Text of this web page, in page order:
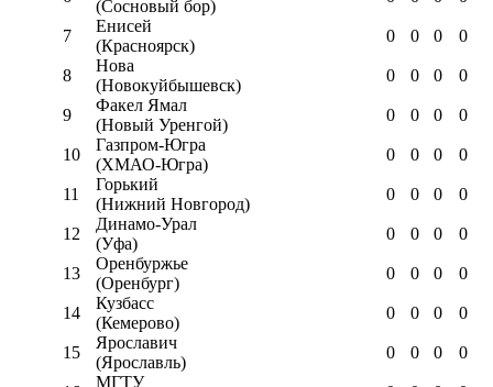
(Сосновый бор)
7
Енисей
(Красноярск)
0 0 0 0
8
Нова
(Новокуйбышевск)
0 0 0 0
9
Факел Ямал
(Новый Уренгой)
0 0 0 0
10
Газпром-Югра
(ХМАО-Югра)
0 0 0 0
11
Горький
(Нижний Новгород)
0 0 0 0
12
Динамо-Урал
(Уфа)
0 0 0 0
13
Оренбуржье
(Оренбург)
0 0 0 0
14
Кузбасс
(Кемерово)
0 0 0 0
15
Ярославич
(Ярославль)
0 0 0 0
МГТУ